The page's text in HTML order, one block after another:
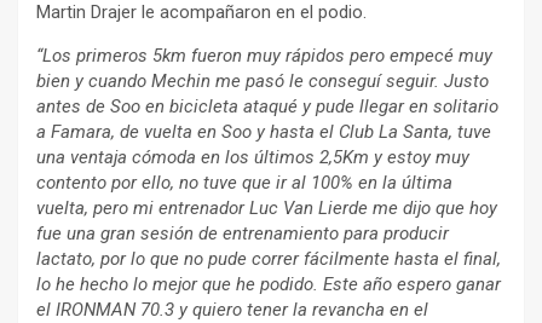
Martin Drajer le acompañaron en el podio.
“Los primeros 5km fueron muy rápidos pero empecé muy
bien y cuando Mechin me pasó le conseguí seguir. Justo
antes de Soo en bicicleta ataqué y pude llegar en solitario
a Famara, de vuelta en Soo y hasta el Club La Santa, tuve
una ventaja cómoda en los últimos 2,5Km y estoy muy
contento por ello, no tuve que ir al 100% en la última
vuelta, pero mi entrenador Luc Van Lierde me dijo que hoy
fue una gran sesión de entrenamiento para producir
lactato, por lo que no pude correr fácilmente hasta el final,
lo he hecho lo mejor que he podido. Este año espero ganar
el IRONMAN 70.3 y quiero tener la revancha en el